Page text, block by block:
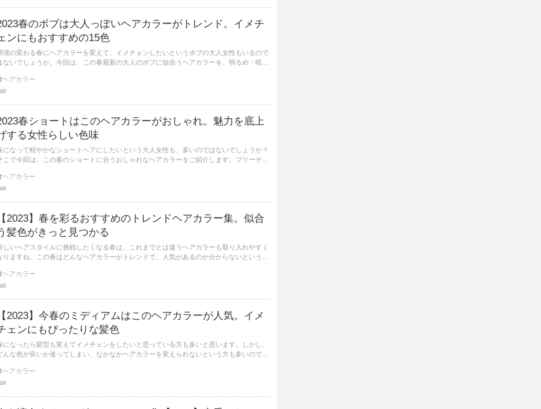
春のボブは大人っぽいヘアカラーがトレンド。イメチ
ンにもおすすめの15色
境の変わる春にヘアカラーを変えて、イメチェンしたいというボブの大人女性もいるので
ないでしょうか。今回は、この春最新の大人のボブに似合うヘアカラーを、明るめ・暗
ヘアカラー
春ショートはこのヘアカラーがおしゃれ。魅力を底上
する女性らしい色味
になって軽やかなショートヘアにしたいという大人女性も、多いのではないでしょうか？
こで今回は、この春のショートに合うおしゃれなヘアカラーをご紹介します。ブリーチあ
ヘアカラー
2023】春を彩るおすすめのトレンドヘアカラー集。似合
髪色がきっと見つかる
しいヘアスタイルに挑戦したくなる春は、これまでとは違うヘアカラーも取り入れやすく
りますね。この春はどんなヘアカラーがトレンドで、人気があるのか分からないという方
ヘアカラー
2023】今春のミディアムはこのヘアカラーが人気。イメ
ェンにもぴったりな髪色
になったら髪型も変えてイメチェンをしたいと思っている方も多いと思います。しかし、
んな色が良いか迷ってしまい、なかなかヘアカラーを変えられないという方も多いのでは
ヘアカラー